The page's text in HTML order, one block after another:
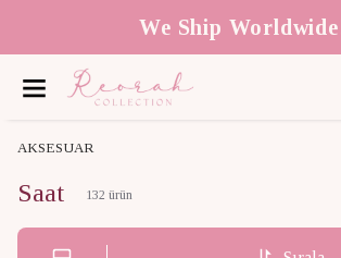
We Ship
AKSESUAR
Saat 132 ürün